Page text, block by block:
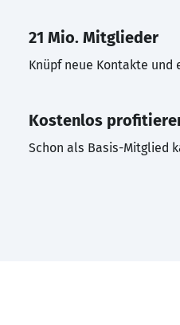
21 Mio. Mitglieder
Knüpf neue Kontakte und
Kostenlos
Schon als Basis-Mitglied